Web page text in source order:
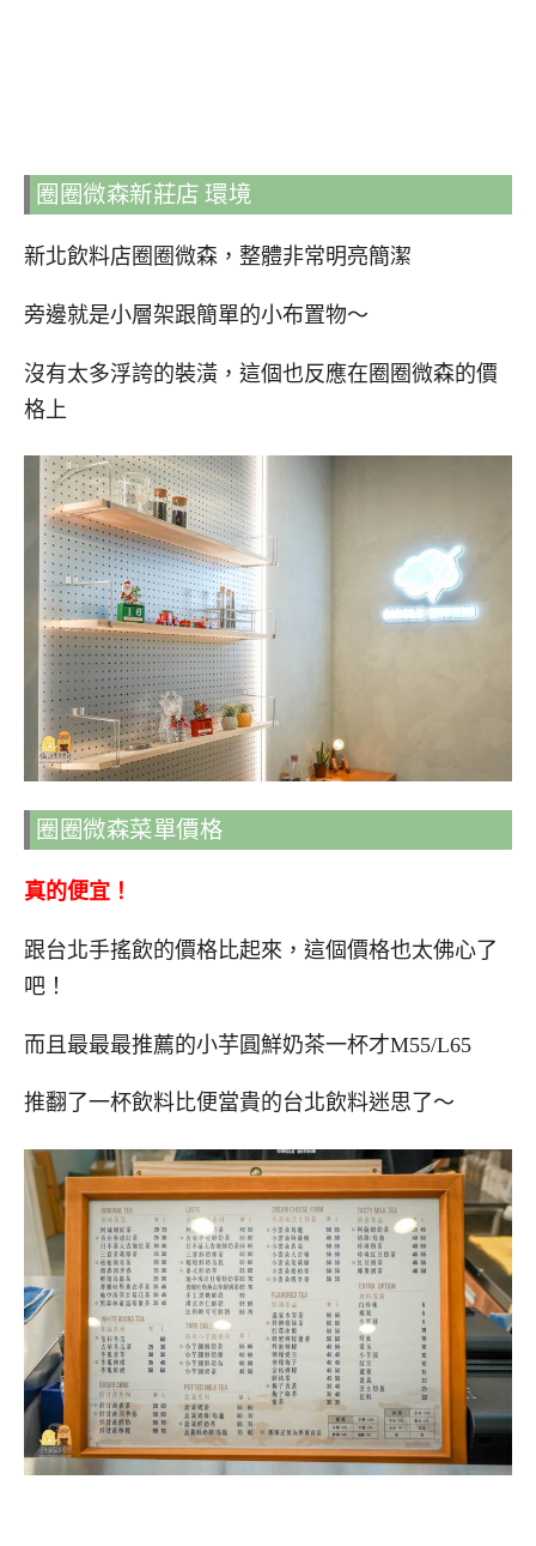
圈圈微森新莊店 環境
新北飲料店圈圈微森，整體非常明亮簡潔
旁邊就是小層架跟簡單的小布置物～
沒有太多浮誇的裝潢，這個也反應在圈圈微森的價
格上
圈圈微森菜單價格
真的便宜！
跟台北手搖飲的價格比起來，這個價格也太佛心了
吧！
而且最最最推薦的小芋圓鮮奶茶一杯才M55/L65
推翻了一杯飲料比便當貴的台北飲料迷思了～